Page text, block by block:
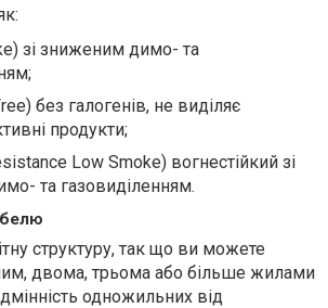
зі зниженим димо- та
без галогенів, не виділяє
продукти;
Low Smoke) вогнестійкий зі
та газовиділенням.
структуру, так що ви можете
двома, трьома або більше жилами
одножильних від